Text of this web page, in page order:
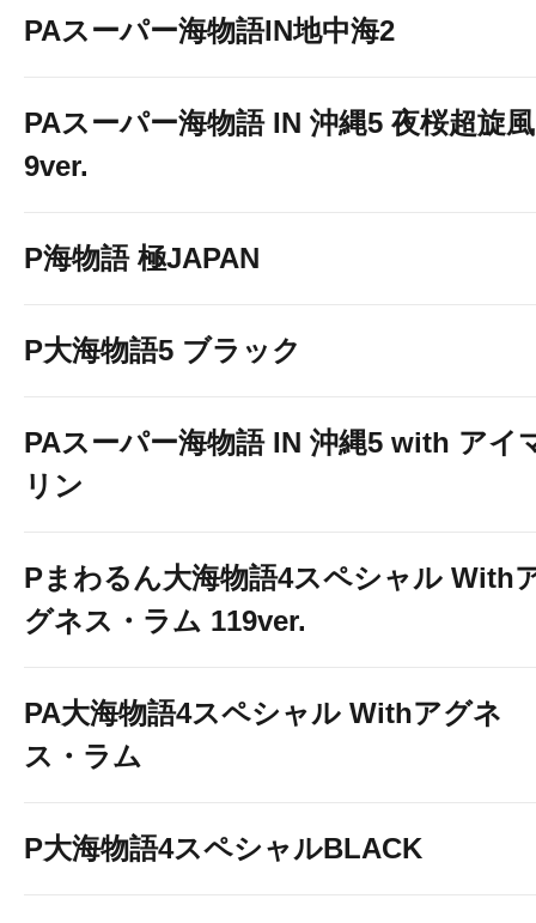
PAスーパー海物語IN地中海2
PAスーパー海物語 IN 沖縄5 夜桜超旋
9ver.
P海物語 極JAPAN
P大海物語5 ブラック
PAスーパー海物語 IN 沖縄5 with アイ
リン
Pまわるん大海物語4スペシャル With
グネス・ラム 119ver.
PA大海物語4スペシャル Withアグネ
ス・ラム
P大海物語4スペシャルBLACK